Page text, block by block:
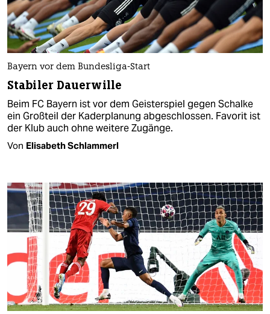
Bayern vor dem Bundesliga-Start
Stabiler Dauerwille
Beim FC Bayern ist vor dem Geisterspiel gegen Schalke
ein Großteil der Kaderplanung abgeschlossen. Favorit ist
der Klub auch ohne weitere Zugänge.
Von Elisabeth Schlammerl